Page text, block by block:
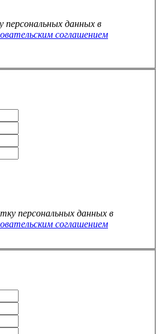
персональных данных в
соглашением
персональных данных в
соглашением